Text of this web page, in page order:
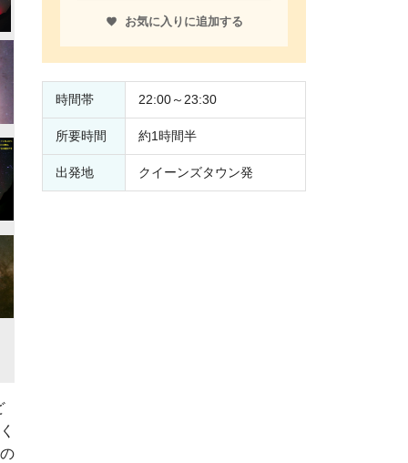
お気に入りに追加する
時間帯 22:00～23:30
所要時間 約1時間半
出発地 クイーンズタウン発